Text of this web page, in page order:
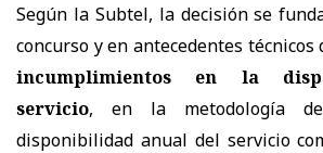
Según la Subtel, la decisión se
concurso y en antecedentes técnicos
incumplimientos en la
servicio, en la metodología
disponibilidad anual del servicio